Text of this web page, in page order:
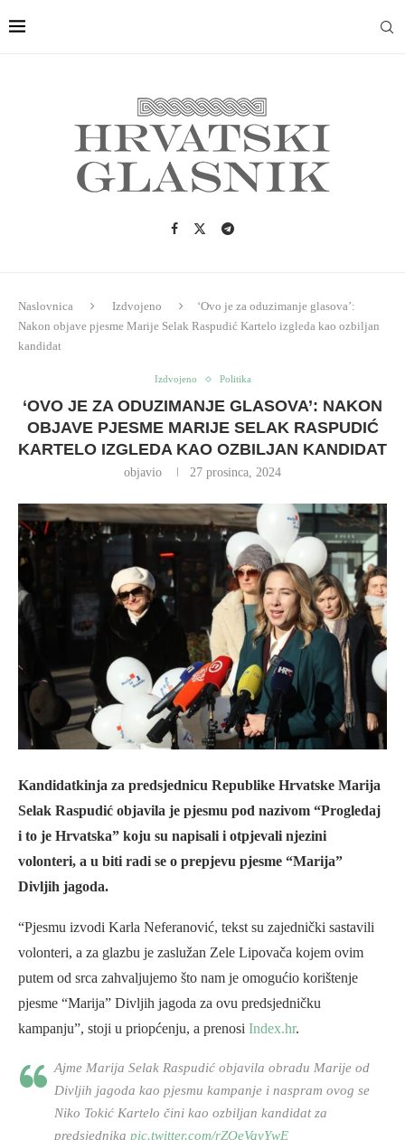
Naslovnica Izdvojeno
‘Ovo je za oduzimanje glasova’:
Nakon objave pjesme Marije Selak Raspudić Kartelo izgleda kao ozbiljan
kandidat
Izdvojeno Politika
‘OVO JE ZA ODUZIMANJE GLASOVA’: NAKON
OBJAVE PJESME MARIJE SELAK RASPUDIĆ
KARTELO IZGLEDA KAO OZBILJAN KANDIDAT
objavio 27 prosinca, 2024
Kandidatkinja za predsjednicu Republike Hrvatske Marija
Selak Raspudić objavila je pjesmu pod nazivom “Progledaj
i to je Hrvatska” koju su napisali i otpjevali njezini
volonteri, a u biti radi se o prepjevu pjesme “Marija”
Divljih jagoda.
“Pjesmu izvodi Karla Neferanović, tekst su zajednički sastavili
volonteri, a za glazbu je zaslužan Zele Lipovača kojem ovim
putem od srca zahvaljujemo što nam je omogućio korištenje
pjesme “Marija” Divljih jagoda za ovu predsjedničku
kampanju”, stoji u priopćenju, a prenosi Index.hr.
Ajme Marija Selak Raspudić objavila obradu Marije od
Divljih jagoda kao pjesmu kampanje i naspram ovog se
Niko Tokić Kartelo čini kao ozbiljan kandidat za
predsjednika pic.twitter.com/rZOeVayYwE